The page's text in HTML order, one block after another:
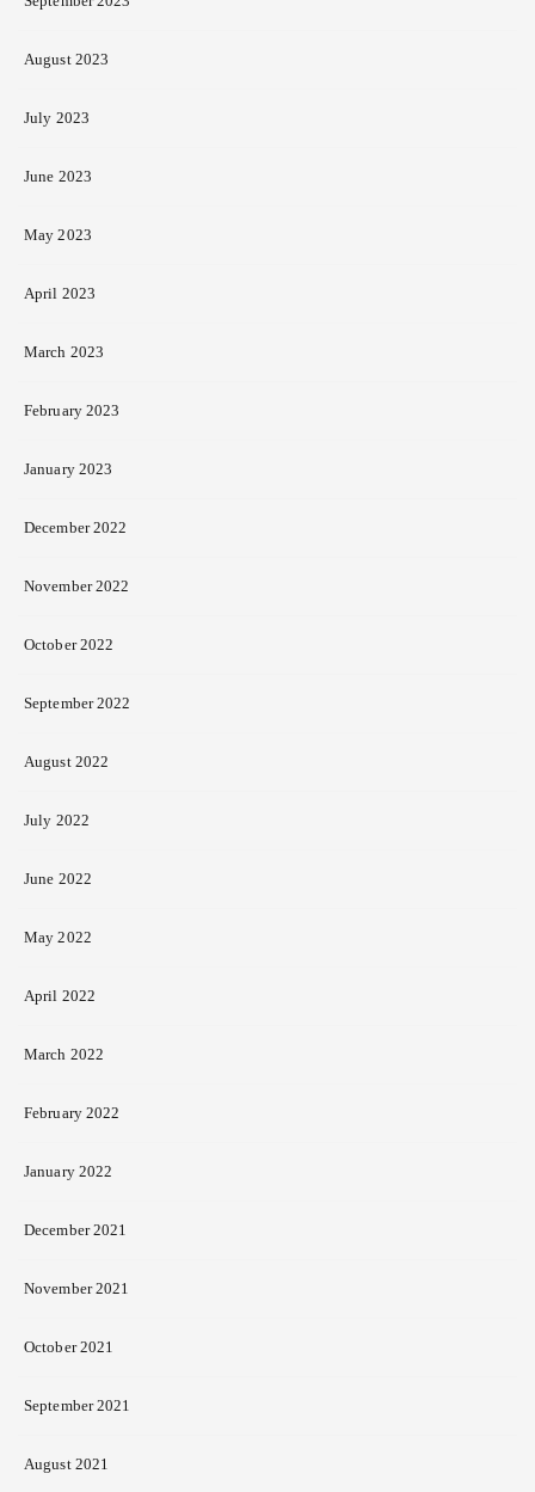
August 2023
July 2023
June 2023
May 2023
April 2023
March 2023
February 2023
January 2023
December 2022
November 2022
October 2022
September 2022
August 2022
July 2022
June 2022
May 2022
April 2022
March 2022
February 2022
January 2022
December 2021
November 2021
October 2021
September 2021
August 2021